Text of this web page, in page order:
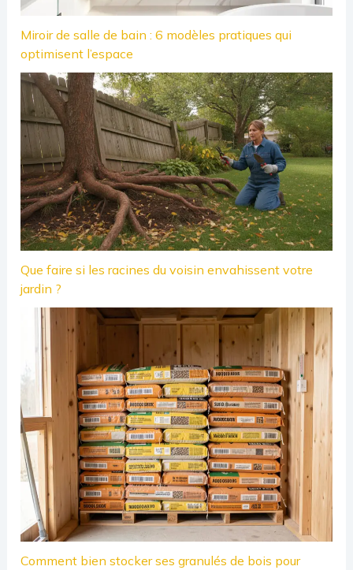
Miroir de salle de bain : 6 modèles pratiques qui
optimisent l’espace
Que faire si les racines du voisin envahissent votre
jardin ?
Comment bien stocker ses granulés de bois pour